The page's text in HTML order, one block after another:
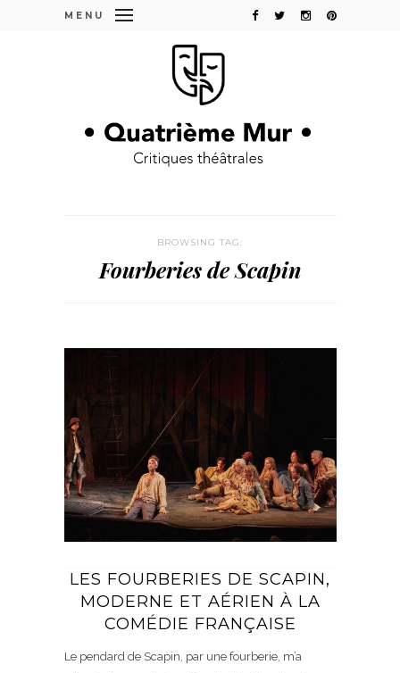
MENU
BROWSING TAG:
Fourberies de Scapin
LES FOURBERIES DE SCAPIN,
MODERNE ET AÉRIEN À LA
COMÉDIE FRANÇAISE
Le pendard de Scapin, par une fourberie, m’a